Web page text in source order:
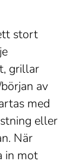
stort
grillar
av
med
eller
När
in mot